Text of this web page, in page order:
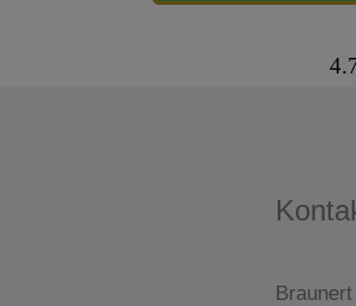
Braunert